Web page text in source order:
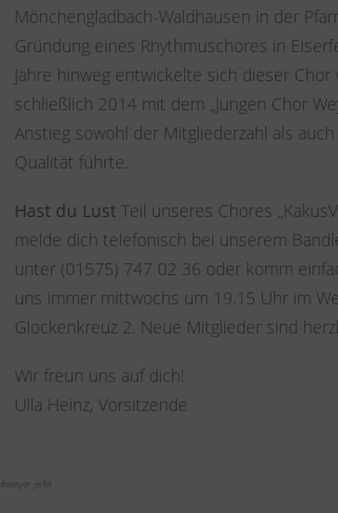
#weyer_eifel
Mönchengladbach-Waldhausen in der
Gründung eines Rhythmuschores in
Jahre hinweg entwickelte sich dieser
schließlich 2014 mit dem „Jungen Chor
Anstieg sowohl der Mitgliederzahl als
Qualität führte.
Hast du Lust Teil unseres Chores
melde dich telefonisch bei unserem
unter (01575) 747 02 36 oder komm
uns immer mittwochs um 19.15 Uhr im
Glockenkreuz 2. Neue Mitglieder sind
Wir freun uns auf dich!
Ulla Heinz, Vorsitzende